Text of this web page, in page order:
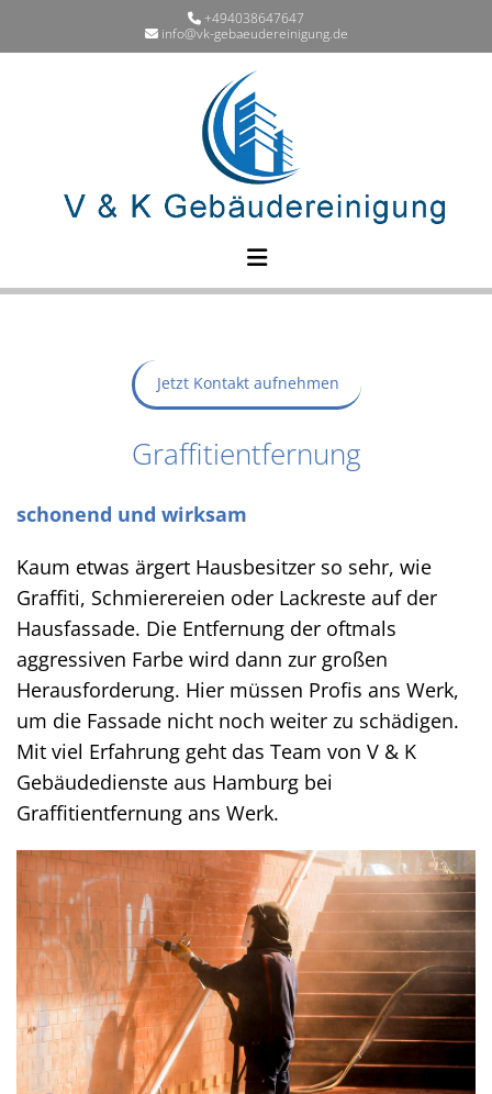
 +494038647647
 info@vk-gebaeudereinigung.de
Jetzt Kontakt aufnehmen
Graffitientfernung
schonend und wirksam
Kaum etwas ärgert Hausbesitzer so sehr, wie
Graffiti, Schmierereien oder Lackreste auf der
Hausfassade. Die Entfernung der oftmals
aggressiven Farbe wird dann zur großen
Herausforderung. Hier müssen Profis ans Werk,
um die Fassade nicht noch weiter zu schädigen.
Mit viel Erfahrung geht das Team von V & K
Gebäudedienste aus Hamburg bei
Graffitientfernung ans Werk.